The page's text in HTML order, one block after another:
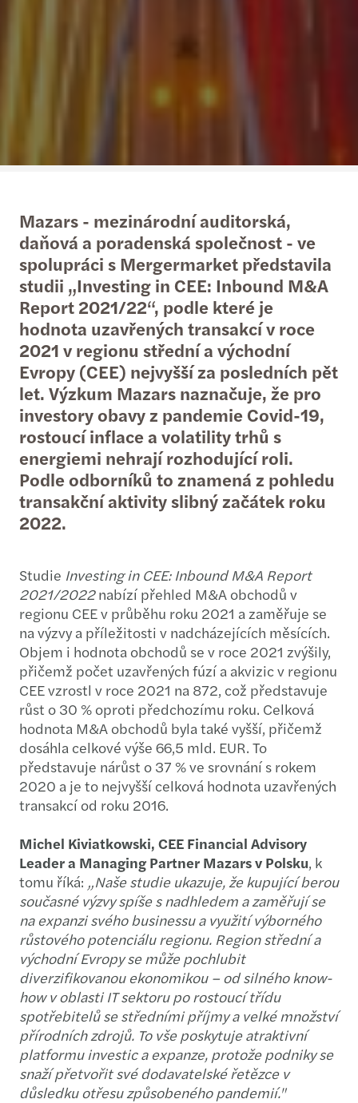
Mazars - mezinárodní auditorská,
daňová a poradenská společnost - ve
spolupráci s Mergermarket představila
studii „Investing in CEE: Inbound M&A
Report 2021/22“, podle které je
hodnota uzavřených transakcí v roce
2021 v regionu střední a východní
Evropy (CEE) nejvyšší za posledních pět
let. Výzkum Mazars naznačuje, že pro
investory obavy z pandemie Covid-19,
rostoucí inflace a volatility trhů s
energiemi nehrají rozhodující roli.
Podle odborníků to znamená z pohledu
transakční aktivity slibný začátek roku
2022.
Studie Investing in CEE: Inbound M&A Report
2021/2022nabízí přehled M&A obchodů v
regionu CEE v průběhu roku 2021 a zaměřuje se
na výzvy a příležitosti v nadcházejících měsících.
Objem i hodnota obchodů se v roce 2021 zvýšily,
přičemž počet uzavřených fúzí a akvizic v regionu
CEE vzrostl v roce 2021 na 872, což představuje
růst o 30 % oproti předchozímu roku. Celková
hodnota M&A obchodů byla také vyšší, přičemž
dosáhla celkové výše 66,5 mld. EUR. To
představuje nárůst o 37 % ve srovnání s rokem
2020 a je to nejvyšší celková hodnota uzavřených
transakcí od roku 2016.
Michel Kiviatkowski, CEE Financial Advisory
Leader a Managing Partner Mazars v Polsku, k
tomu říká: „Naše studie ukazuje, že kupující berou
současné výzvy spíše s nadhledem a zaměřují se
na expanzi svého businessu a využití výborného
růstového potenciálu regionu. Region střední a
východní Evropy se může pochlubit
diverzifikovanou ekonomikou – od silného know-
how v oblasti IT sektoru po rostoucí třídu
spotřebitelů se středními příjmy a velké množství
přírodních zdrojů. To vše poskytuje atraktivní
platformu investic a expanze, protože podniky se
snaží přetvořit své dodavatelské řetězce v
důsledku otřesu způsobeného pandemií."